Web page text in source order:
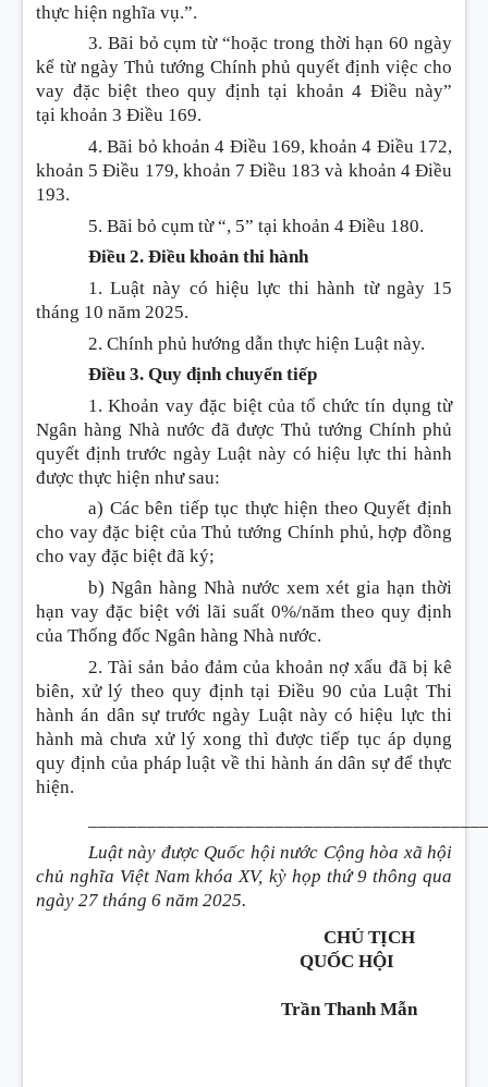
thực hiện nghĩa vụ.”.
3. Bãi bỏ cụm từ “hoặc trong thời hạn 60 ngày
kể từ ngày Thủ tướng Chính phủ quyết định việc cho
vay đặc biệt theo quy định tại khoản 4 Điều này”
tại khoản 3 Điều 169.
4. Bãi bỏ khoản 4 Điều 169, khoản 4 Điều 172,
khoản 5 Điều 179, khoản 7 Điều 183 và khoản 4 Điều
193.
5. Bãi bỏ cụm từ “, 5” tại khoản 4 Điều 180.
Điều 2. Điều khoản thi hành
1. Luật này có hiệu lực thi hành từ ngày 15
tháng 10 năm 2025.
2. Chính phủ hướng dẫn thực hiện Luật này.
Điều 3. Quy định chuyển tiếp
1. Khoản vay đặc biệt của tổ chức tín dụng từ
Ngân hàng Nhà nước đã được Thủ tướng Chính phủ
quyết định trước ngày Luật này có hiệu lực thi hành
được thực hiện như sau:
a) Các bên tiếp tục thực hiện theo Quyết định
cho vay đặc biệt của Thủ tướng Chính phủ, hợp đồng
cho vay đặc biệt đã ký;
b) Ngân hàng Nhà nước xem xét gia hạn thời
hạn vay đặc biệt với lãi suất 0%/năm theo quy định
của Thống đốc Ngân hàng Nhà nước.
2.Tài sản bảo đảm của khoản nợ xấu đã bị kê
biên, xử lý theo quy định tại Điều 90 của Luật Thi
hành án dân sự trước ngày Luật này có hiệu lực thi
hành mà chưa xử lý xong thì được tiếp tục áp dụng
quy định của pháp luật về thi hành án dân sự để thực
hiện.
Luật này được Quốc hội nước Cộng hòa xã hội
chủ nghĩa Việt Nam khóa XV, kỳ họp thứ 9 thông qua
ngày 27 tháng 6 năm 2025.
CHỦ TỊCH
QUỐC HỘI
Trần Thanh Mẫn